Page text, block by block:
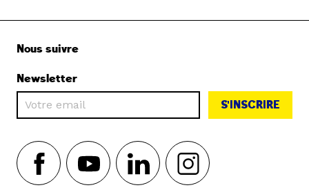
Nous suivre
Newsletter
S'INSCRIRE